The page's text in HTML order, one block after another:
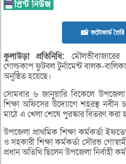
📸 ফটোকার্ড
কুলাউড়া প্রতিনিধি: মৌলভীবাজারের
গোল্ডকাপ ফুটবল টুর্নামেন্ট বালক-
অনুষ্ঠিত হয়েছে।
সোমবার ৬ জানুয়ারি বিকেলে
শিক্ষা অফিসের উদ্যোগে শহরস্থ নবীন
মাঠে এ খেলা শেষে পুরস্কার বিতরণ করা
উপজেলা প্রাথমিক শিক্ষা কর্মকর্তা
ও সহকারী শিক্ষা কর্মকর্তা সৌরভ
প্রধান অতিথি ছিলেন উপজেলা নির্বাহী